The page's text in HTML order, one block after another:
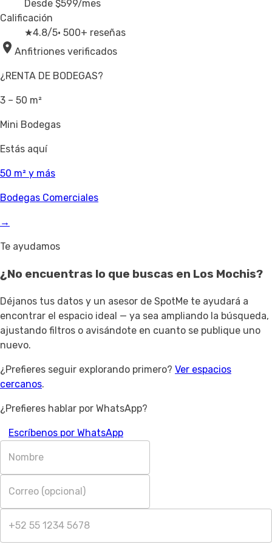
Desde $599/mes
Calificación
★4.8/5· 500+ reseñas
Anfitriones verificados
¿RENTA DE BODEGAS?
3 – 50 m²
Mini Bodegas
Estás aquí
50 m² y más
Bodegas Comerciales
→
Te ayudamos
¿No encuentras lo que buscas en Los Mochis?
Déjanos tus datos y un asesor de SpotMe te ayudará a
encontrar el espacio ideal — ya sea ampliando la búsqueda,
ajustando filtros o avisándote en cuanto se publique uno
nuevo.
¿Prefieres seguir explorando primero? Ver espacios
cercanos.
¿Prefieres hablar por WhatsApp?
Escríbenos por WhatsApp